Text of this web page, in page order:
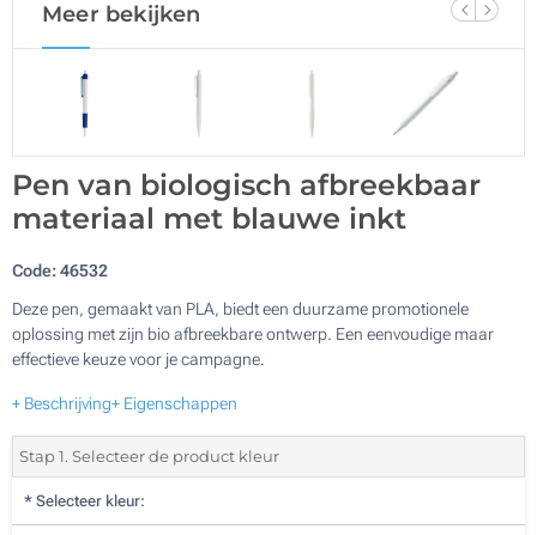
Meer bekijken
Pen van biologisch afbreekbaar
materiaal met blauwe inkt
Code:46532
Deze pen, gemaakt van PLA, biedt een duurzame promotionele
oplossing met zijn bio afbreekbare ontwerp. Een eenvoudige maar
effectieve keuze voor je campagne.
+ Beschrijving+ Eigenschappen
Stap 1. Selecteer de product kleur
* Selecteer kleur: